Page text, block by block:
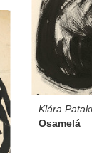
Klára Pataki
Osamelá